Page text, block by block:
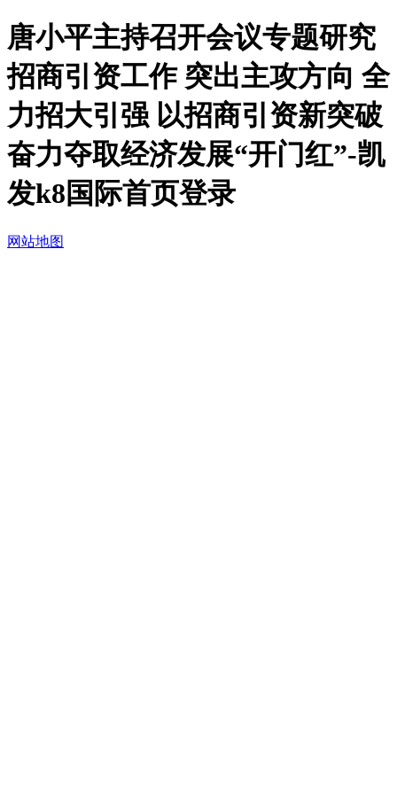
唐小平主持召开会议专题研究
招商引资工作 突出主攻方向 全
力招大引强 以招商引资新突破
奋力夺取经济发展“开门红”-凯
发k8国际首页登录
网站地图